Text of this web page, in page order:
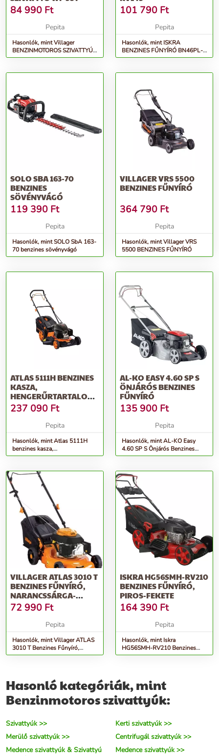
84 990 Ft
Pepita
Hasonlók, mint Villager
BENZINMOTOROS SZIVATTYÚ
WP 36 P
101 790 Ft
Pepita
Hasonlók, mint ISKRA
BENZINES FŰNYÍRÓ BN46PL-
RV145
SOLO SBA 163-70
BENZINES
SÖVÉNYVÁGÓ
119 390 Ft
Pepita
Hasonlók, mint SOLO SbA 163-
70 benzines sövényvágó
VILLAGER VRS 5500
BENZINES FŰNYÍRÓ
364 790 Ft
Pepita
Hasonlók, mint Villager VRS
5500 BENZINES FŰNYÍRÓ
ATLAS 5111H BENZINES
KASZA,
HENGERŰRTARTALOM
166 CM3,
MUNKASZÉLES...
237 090 Ft
Pepita
Hasonlók, mint Atlas 5111H
benzines kasza,
hengerűrtartalom 166 cm3,
AL-KO EASY 4.60 SP S
ÖNJÁRÓS BENZINES
FŰNYÍRÓ
135 900 Ft
Pepita
Hasonlók, mint AL-KO Easy
4.60 SP S Önjárós Benzines
Fűnyíró
VILLAGER ATLAS 3010 T
BENZINES FŰNYÍRÓ,
NARANCSSÁRGA-
FEKETE
72 990 Ft
Pepita
Hasonlók, mint Villager ATLAS
3010 T Benzines Fűnyíró,
Narancssárga-Fekete
ISKRA HG56SMH-RV210
BENZINES FŰNYÍRÓ,
PIROS-FEKETE
164 390 Ft
Pepita
Hasonlók, mint Iskra
HG56SMH-RV210 Benzines
Fűnyíró, Piros-Fekete
Hasonló kategóriák, mint
Benzinmotoros szivattyúk:
Szivattyúk >>
Kerti szivattyúk >>
Merülő szivattyúk >>
Centrifugál szivattyúk >>
Medence szivattyúk & Szivattyú
Medence szivattyúk >>